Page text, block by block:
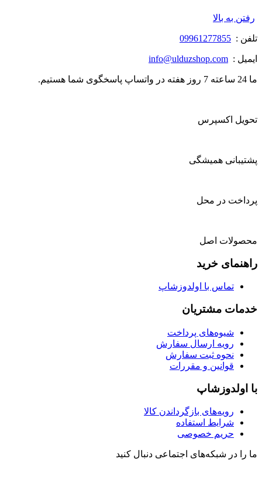
رفتن به بالا
تلفن : 09961277855
ایمیل : info@ulduzshop.com
ما 24 ساعته 7 روز هفته در واتساپ پاسخگوی شما هستیم.
تحویل اکسپرس
پشتیبانی همیشگی
پرداخت در محل
محصولات اصل
راهنمای خرید
تماس با اولدوزشاپ
خدمات مشتریان
شیوه‌های پرداخت
رویه ارسال سفارش
نحوه ثبت سفارش
قوانین و مقررات
با اولدوزشاپ
رویه‌های بازگرداندن کالا
شرایط استفاده
حریم خصوصی
ما را در شبکه‌های اجتماعی دنبال کنید